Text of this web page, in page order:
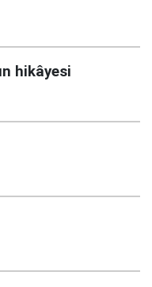
hikâyesi